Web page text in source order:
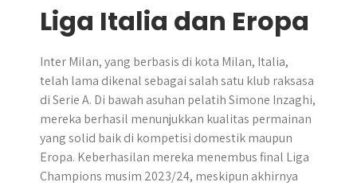
Liga Italia dan Eropa
Inter Milan, yang berbasis di kota Milan, Italia,
telah lama dikenal sebagai salah satu klub raksasa
di Serie A. Di bawah asuhan pelatih Simone Inzaghi,
mereka berhasil menunjukkan kualitas permainan
yang solid baik di kompetisi domestik maupun
Eropa. Keberhasilan mereka menembus final Liga
Champions musim 2023/24, meskipun akhirnya